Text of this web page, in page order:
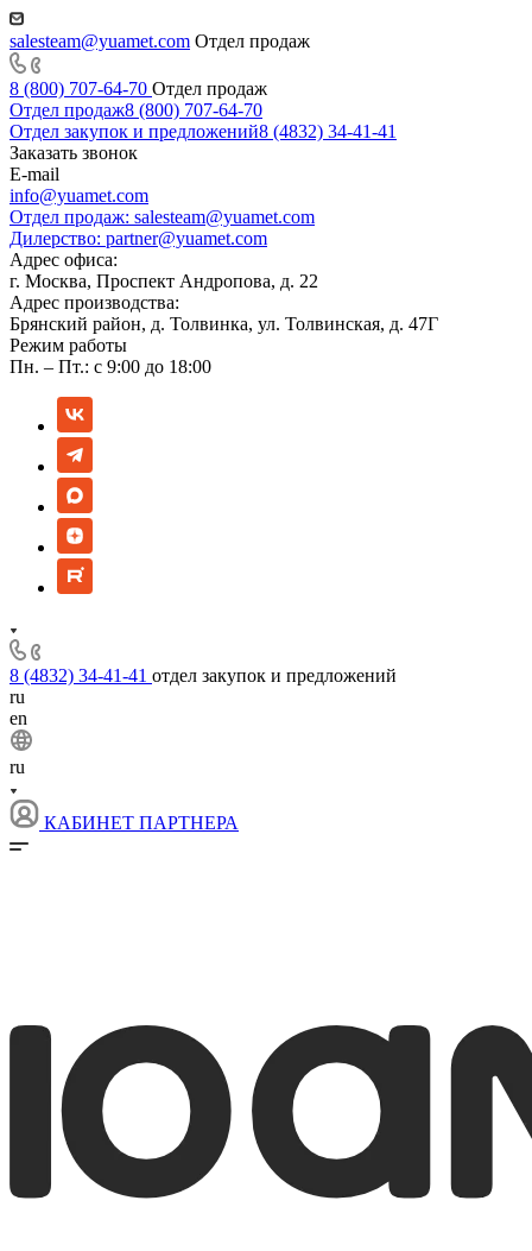
salesteam@yuamet.com Отдел продаж
8 (800) 707-64-70 Отдел продаж
Отдел продаж8 (800) 707-64-70
Отдел закупок и предложений8 (4832) 34-41-41
Заказать звонок
E-mail
info@yuamet.com
Отдел продаж: salesteam@yuamet.com
Дилерство: partner@yuamet.com
Адрес офиса:
г. Москва, Проспект Андропова, д. 22
Адрес производства:
Брянский район, д. Толвинка, ул. Толвинская, д. 47Г
Режим работы
Пн. – Пт.: с 9:00 до 18:00
8 (4832) 34-41-41 отдел закупок и предложений
ru
en
ru
КАБИНЕТ ПАРТНЕРА